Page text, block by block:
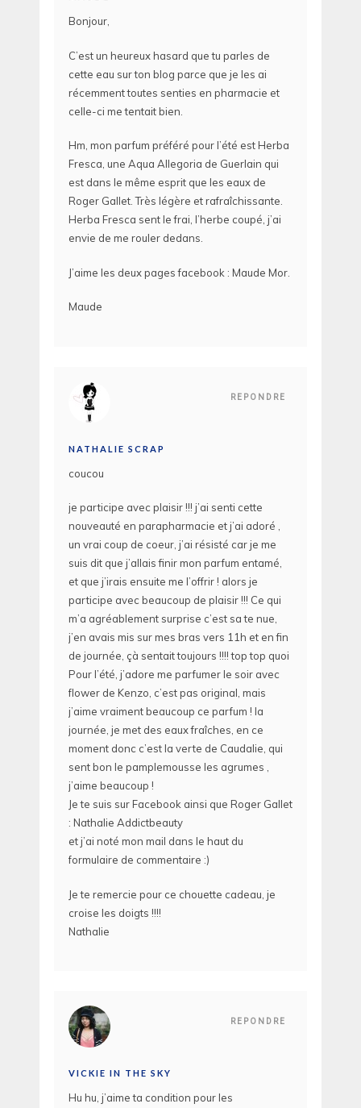
Bonjour,
C’est un heureux hasard que tu parles de
cette eau sur ton blog parce que je les ai
récemment toutes senties en pharmacie et
celle-ci me tentait bien.
Hm, mon parfum préféré pour l’été est Herba
Fresca, une Aqua Allegoria de Guerlain qui
est dans le même esprit que les eaux de
Roger Gallet. Très légère et rafraîchissante.
Herba Fresca sent le frai, l’herbe coupé, j’ai
envie de me rouler dedans.
J’aime les deux pages facebook : Maude Mor.
Maude
REPONDRE
NATHALIE SCRAP
coucou
je participe avec plaisir !!! j’ai senti cette
nouveauté en parapharmacie et j’ai adoré ,
un vrai coup de coeur, j’ai résisté car je me
suis dit que j’allais finir mon parfum entamé,
et que j’irais ensuite me l’offrir ! alors je
participe avec beaucoup de plaisir !!! Ce qui
m’a agréablement surprise c’est sa te nue,
j’en avais mis sur mes bras vers 11h et en fin
de journée, çà sentait toujours !!!! top top quoi
Pour l’été, j’adore me parfumer le soir avec
flower de Kenzo, c’est pas original, mais
j’aime vraiment beaucoup ce parfum ! la
journée, je met des eaux fraîches, en ce
moment donc c’est la verte de Caudalie, qui
sent bon le pamplemousse les agrumes ,
j’aime beaucoup !
Je te suis sur Facebook ainsi que Roger Gallet
: Nathalie Addictbeauty
et j’ai noté mon mail dans le haut du
formulaire de commentaire :)
Je te remercie pour ce chouette cadeau, je
croise les doigts !!!!
Nathalie
REPONDRE
VICKIE IN THE SKY
Hu hu, j’aime ta condition pour les